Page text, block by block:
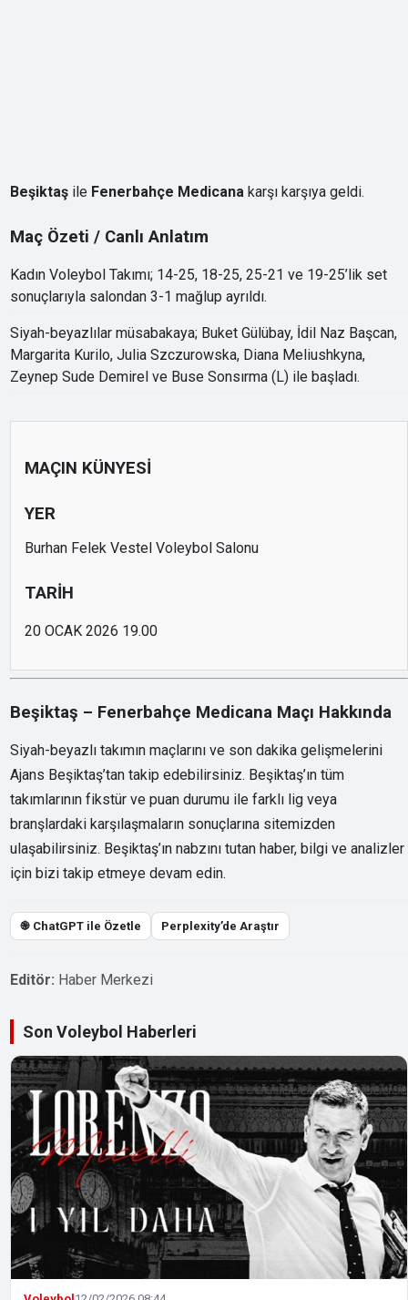
Beşiktaş ile Fenerbahçe Medicana karşı karşıya geldi.
Maç Özeti / Canlı Anlatım
Kadın Voleybol Takımı; 14-25, 18-25, 25-21 ve 19-25’lik set
sonuçlarıyla salondan 3-1 mağlup ayrıldı.
Siyah-beyazlılar müsabakaya; Buket Gülübay, İdil Naz Başcan,
Margarita Kurilo, Julia Szczurowska, Diana Meliushkyna,
Zeynep Sude Demirel ve Buse Sonsırma (L) ile başladı.
MAÇIN KÜNYESİ
YER
Burhan Felek Vestel Voleybol Salonu
TARİH
20 OCAK 2026 19.00
Beşiktaş – Fenerbahçe Medicana Maçı Hakkında
Siyah-beyazlı takımın maçlarını ve son dakika gelişmelerini
Ajans Beşiktaş’tan takip edebilirsiniz. Beşiktaş’ın tüm
takımlarının fikstür ve puan durumu ile farklı lig veya
branşlardaki karşılaşmaların sonuçlarına sitemizden
ulaşabilirsiniz. Beşiktaş’ın nabzını tutan haber, bilgi ve analizler
için bizi takip etmeye devam edin.
֎ ChatGPT ile Özetle Perplexity’de Araştır
Editör: Haber Merkezi
Son Voleybol Haberleri